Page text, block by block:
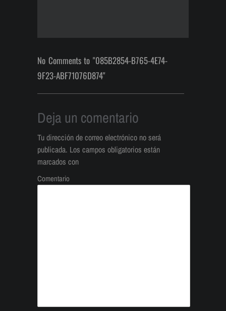
No Comments to "085B2854-B765-4E74-
9F23-ABF71076D874"
Deja un comentario
Tu dirección de correo electrónico no será
publicada. Los campos obligatorios están
marcados con
Comentario